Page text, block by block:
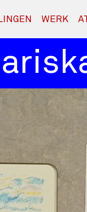
WERK